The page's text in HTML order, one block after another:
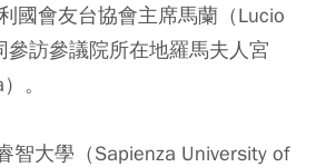
國會友台協會主席馬蘭（Lucio
參訪參議院所在地羅馬夫人宮
。
智大學（Sapienza University of